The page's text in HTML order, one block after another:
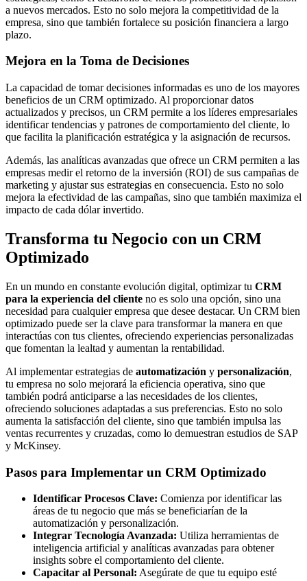
a nuevos mercados. Esto no solo mejora la competitividad de la
empresa, sino que también fortalece su posición financiera a largo
plazo.
Mejora en la Toma de Decisiones
La capacidad de tomar decisiones informadas es uno de los mayores
beneficios de un CRM optimizado. Al proporcionar datos
actualizados y precisos, un CRM permite a los líderes empresariales
identificar tendencias y patrones de comportamiento del cliente, lo
que facilita la planificación estratégica y la asignación de recursos.
Además, las analíticas avanzadas que ofrece un CRM permiten a las
empresas medir el retorno de la inversión (ROI) de sus campañas de
marketing y ajustar sus estrategias en consecuencia. Esto no solo
mejora la efectividad de las campañas, sino que también maximiza el
impacto de cada dólar invertido.
Transforma tu Negocio con un CRM
Optimizado
En un mundo en constante evolución digital, optimizar tu CRM
para la experiencia del cliente no es solo una opción, sino una
necesidad para cualquier empresa que desee destacar. Un CRM bien
optimizado puede ser la clave para transformar la manera en que
interactúas con tus clientes, ofreciendo experiencias personalizadas
que fomentan la lealtad y aumentan la rentabilidad.
Al implementar estrategias de automatización y personalización,
tu empresa no solo mejorará la eficiencia operativa, sino que
también podrá anticiparse a las necesidades de los clientes,
ofreciendo soluciones adaptadas a sus preferencias. Esto no solo
aumenta la satisfacción del cliente, sino que también impulsa las
ventas recurrentes y cruzadas, como lo demuestran estudios de SAP
y McKinsey.
Pasos para Implementar un CRM Optimizado
Identificar Procesos Clave: Comienza por identificar las
áreas de tu negocio que más se beneficiarían de la
automatización y personalización.
Integrar Tecnología Avanzada: Utiliza herramientas de
inteligencia artificial y analíticas avanzadas para obtener
insights sobre el comportamiento del cliente.
Capacitar al Personal: Asegúrate de que tu equipo esté